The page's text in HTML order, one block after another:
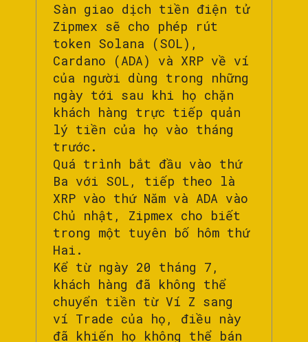
Sàn giao dịch tiền điện tử
Zipmex sẽ cho phép rút
token Solana (SOL),
Cardano (ADA) và XRP về ví
của người dùng trong những
ngày tới sau khi họ chặn
khách hàng trực tiếp quản
lý tiền của họ vào tháng
trước.
Quá trình bắt đầu vào thứ
Ba với SOL, tiếp theo là
XRP vào thứ Năm và ADA vào
Chủ nhật, Zipmex cho biết
trong một tuyên bố hôm thứ
Hai.
Kể từ ngày 20 tháng 7,
khách hàng đã không thể
chuyển tiền từ Ví Z sang
ví Trade của họ, điều này
đã khiến họ không thể bán